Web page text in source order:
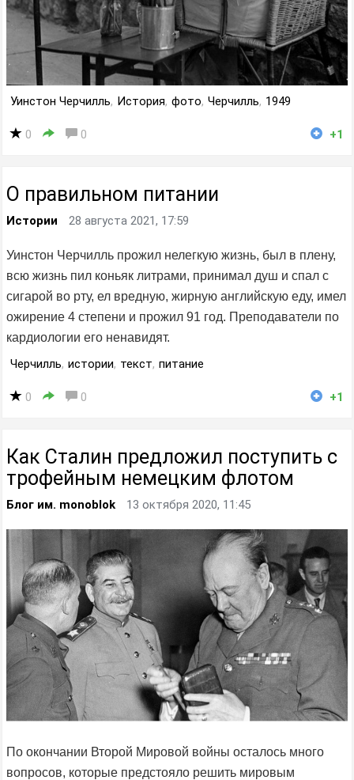
Уинстон Черчилль, История, фото, Черчилль, 1949
0 0 +1
О правильном питании
Истории 28 августа 2021, 17:59
Уинстон Черчилль прожил нелегкую жизнь, был в плену,
всю жизнь пил коньяк литрами, принимал душ и спал с
сигарой во рту, ел вредную, жирную английскую еду, имел
ожирение 4 степени и прожил 91 год. Преподаватели по
кардиологии его ненавидят.
Черчилль, истории, текст, питание
0 0 +1
Как Сталин предложил поступить с
трофейным немецким флотом
Блог им. monoblok 13 октября 2020, 11:45
По окончании Второй Мировой войны осталось много
вопросов, которые предстояло решить мировым